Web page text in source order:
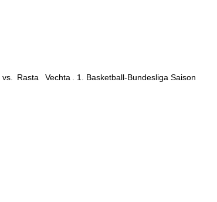
vs. Rasta Vechta . 1. Basketball-Bundesliga Saison